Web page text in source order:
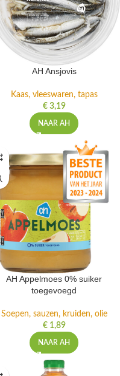
AH Ansjovis
Kaas, vleeswaren, tapas
€3,19
NAAR AH
AH Appelmoes 0% suiker
toegevoegd
Soepen, sauzen, kruiden, olie
€1,89
NAAR AH